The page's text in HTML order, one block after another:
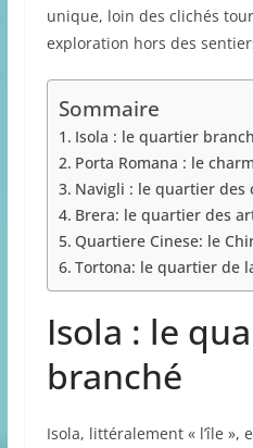
unique, loin des clichés
exploration hors des
Sommaire
Isola : le quartier
Porta Romana : le
Navigli : le quartier des
Brera: le quartier des
Quartiere Cinese: le
Tortona: le quartier de
Isola : le
branché
Isola, littéralement « l’île